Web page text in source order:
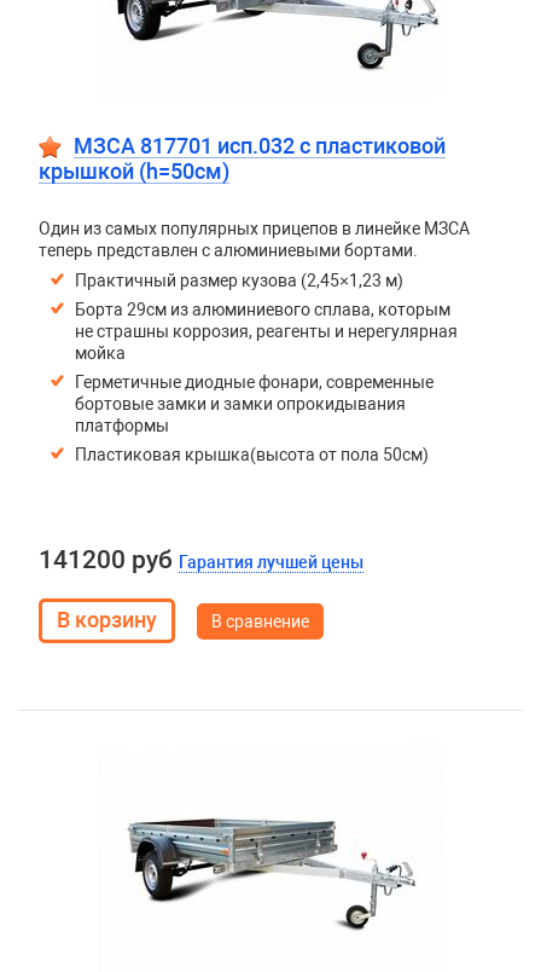
МЗСА 817701 исп.032 с пластиковой
крышкой (h=50см)
Один из самых популярных прицепов в линейке МЗСА
теперь представлен с алюминиевыми бортами.
Практичный размер кузова (2,45×1,23 м)
Борта 29см из алюминиевого сплава, которым
не страшны коррозия, реагенты и нерегулярная
мойка
Герметичные диодные фонари, современные
бортовые замки и замки опрокидывания
платформы
Пластиковая крышка(высота от пола 50см)
141200 руб Гарантия лучшей цены
В сравнение